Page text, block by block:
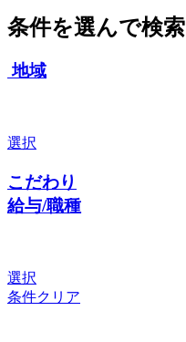
条件を選んで検索
地域
選択
こだわり
給与/職種
選択
条件クリア